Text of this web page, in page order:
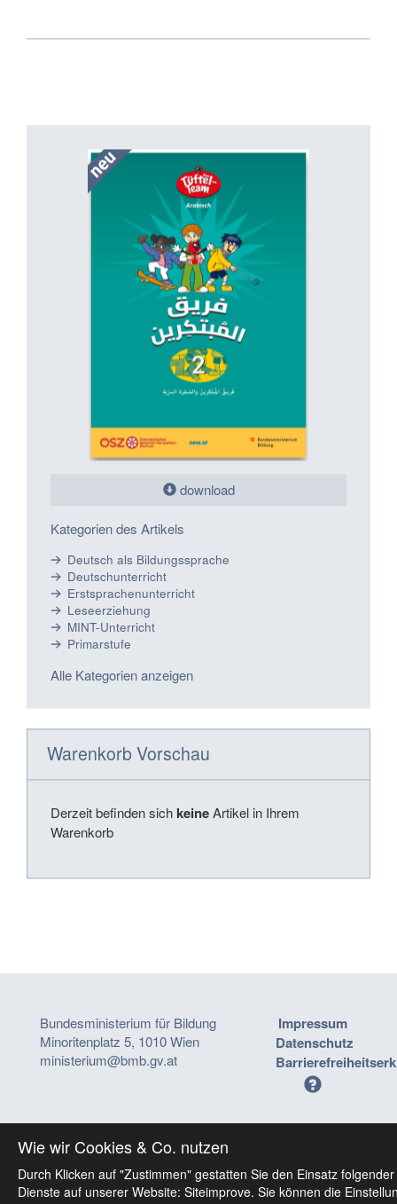
download
Kategorien des Artikels
Deutsch als Bildungssprache
Deutschunterricht
Erstsprachenunterricht
Leseerziehung
MINT-Unterricht
Primarstufe
Alle Kategorien anzeigen
Warenkorb Vorschau
Derzeit befinden sich keineArtikel in Ihrem
Warenkorb
Bundesministerium für Bildung
Minoritenplatz 5, 1010 Wien
ministerium@bmb.gv.at
Impressum
Datenschutz
Wie wir Cookies & Co. nutzen
Durch Klicken auf "Zustimmen" gestatten Sie den Einsatz folgender
Dienste auf unserer Website: Siteimprove. Sie können die